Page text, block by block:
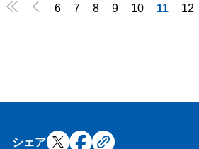
  6 7 8 9 10 11 12
シェア